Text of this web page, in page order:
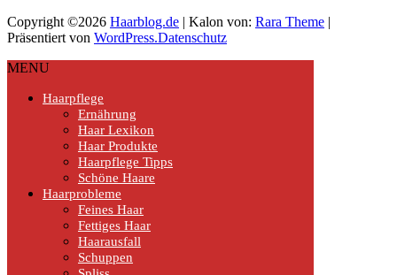
Copyright ©2026 Haarblog.de | Kalon von: Rara Theme |
Präsentiert von WordPress.Datenschutz
MENU
Haarpflege
Ernährung
Haar Lexikon
Haar Produkte
Haarpflege Tipps
Schöne Haare
Haarprobleme
Feines Haar
Fettiges Haar
Haarausfall
Schuppen